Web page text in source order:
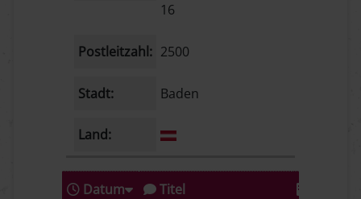
16
Postleitzahl: 2500
Stadt: Baden
Land:
Datum Titel